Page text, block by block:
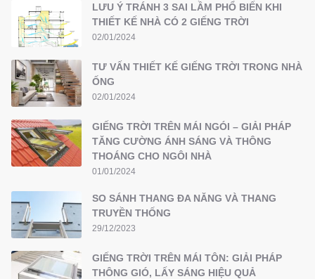
LƯU Ý TRÁNH 3 SAI LẦM PHỔ BIẾN KHI
THIẾT KẾ NHÀ CÓ 2 GIẾNG TRỜI
02/01/2024
TƯ VẤN THIẾT KẾ GIẾNG TRỜI TRONG NHÀ
ỐNG
02/01/2024
GIẾNG TRỜI TRÊN MÁI NGÓI – GIẢI PHÁP
TĂNG CƯỜNG ÁNH SÁNG VÀ THÔNG
THOÁNG CHO NGÔI NHÀ
01/01/2024
SO SÁNH THANG ĐA NĂNG VÀ THANG
TRUYỀN THỐNG
29/12/2023
GIẾNG TRỜI TRÊN MÁI TÔN: GIẢI PHÁP
THÔNG GIÓ, LẤY SÁNG HIỆU QUẢ